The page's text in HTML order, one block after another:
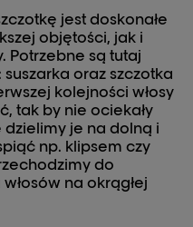
jest doskonałe
objętości, jak i
Potrzebne są tutaj
oraz szczotka
kolejności włosy
tak by nie ociekały
je na dolną i
np. klipsem czy
do
na okrągłej